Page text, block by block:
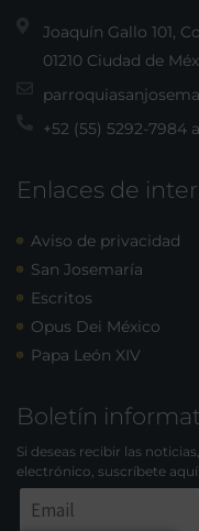
Joaquín Gallo 101,
01210 Ciudad de
+52 (55) 5292-7984
Enlaces de
Aviso de privacidad
San Josemaría
Escritos
Opus Dei México
Papa León XIV
Boletín
Si deseas recibir las
electrónico, suscríbete aquí: